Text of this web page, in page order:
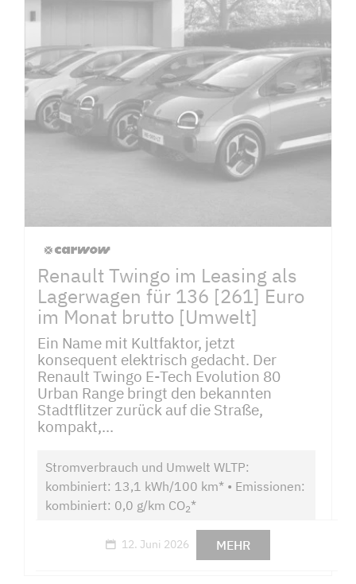
Renault Twingo im Leasing als
Lagerwagen für 136 [261] Euro
im Monat brutto [Umwelt]
Ein Name mit Kultfaktor, jetzt
konsequent elektrisch gedacht. Der
Renault Twingo E-Tech Evolution 80
Urban Range bringt den bekannten
Stadtflitzer zurück auf die Straße,
kompakt,...
Stromverbrauch und Umwelt WLTP:
kombiniert: 13,1 kWh/100 km* • Emissionen:
kombiniert: 0,0 g/km CO2*
12. Juni 2026 MEHR